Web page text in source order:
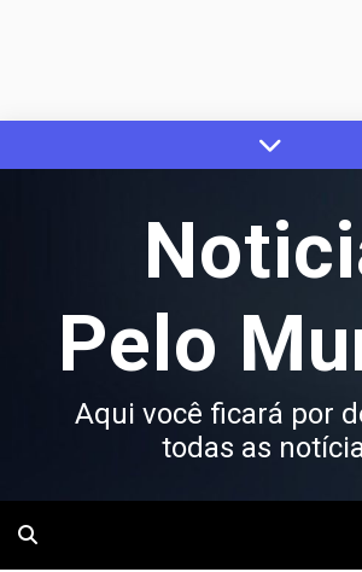
to
Pelo
Aqui você ficará por
todas as